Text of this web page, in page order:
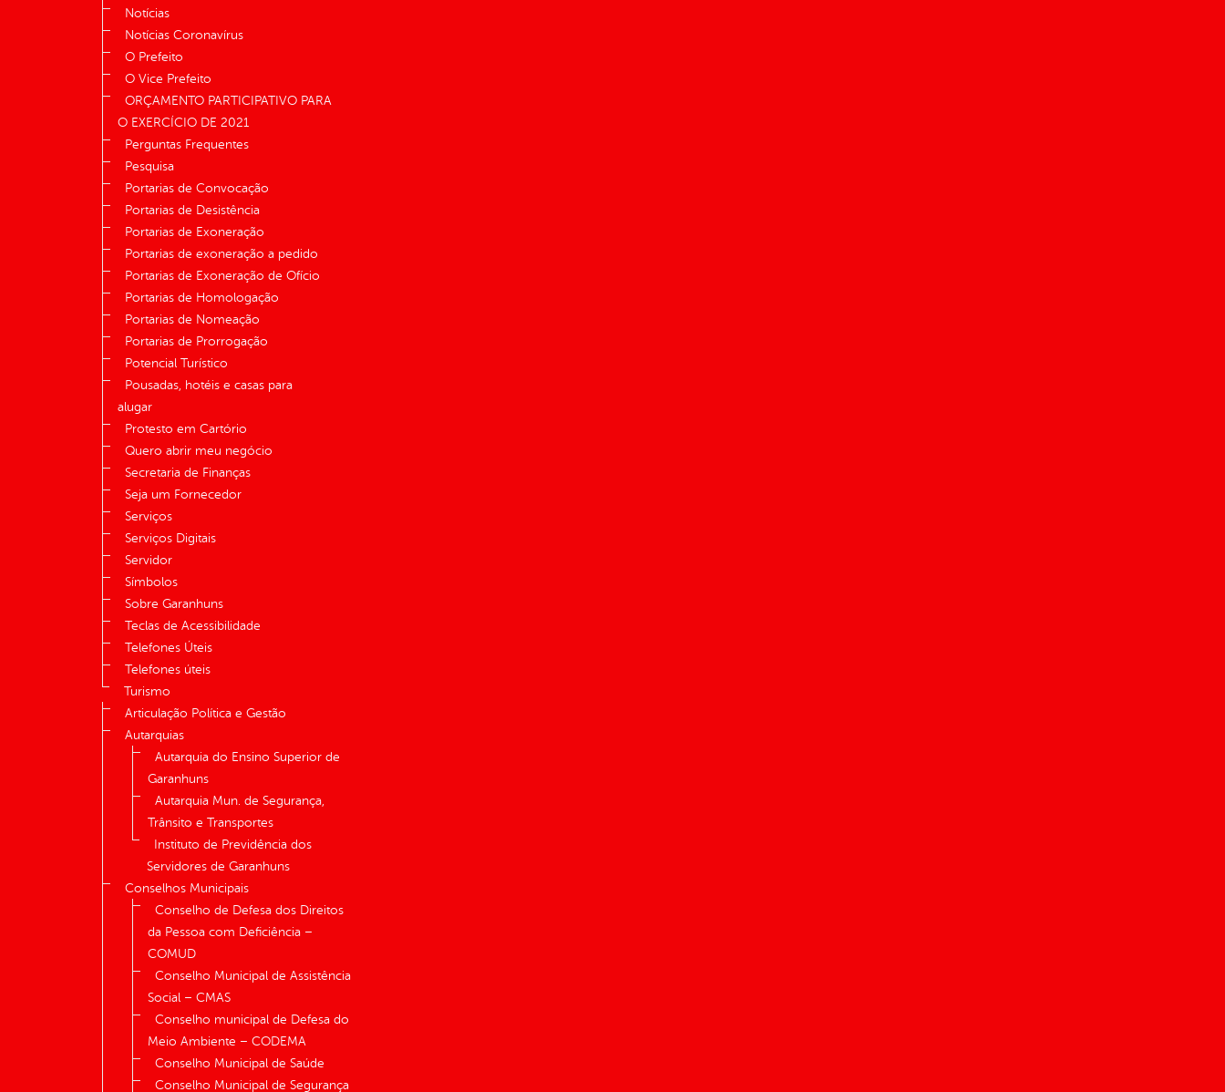
Notícias
Notícias Coronavírus
O Prefeito
O Vice Prefeito
ORÇAMENTO PARTICIPATIVO PARA
O EXERCÍCIO DE 2021
Perguntas Frequentes
Pesquisa
Portarias de Convocação
Portarias de Desistência
Portarias de Exoneração
Portarias de exoneração a pedido
Portarias de Exoneração de Ofício
Portarias de Homologação
Portarias de Nomeação
Portarias de Prorrogação
Potencial Turístico
Pousadas, hotéis e casas para
alugar
Protesto em Cartório
Quero abrir meu negócio
Secretaria de Finanças
Seja um Fornecedor
Serviços
Serviços Digitais
Servidor
Símbolos
Sobre Garanhuns
Teclas de Acessibilidade
Telefones Úteis
Telefones úteis
Turismo
Articulação Política e Gestão
Autarquias
Autarquia do Ensino Superior de
Garanhuns
Autarquia Mun. de Segurança,
Trânsito e Transportes
Instituto de Previdência dos
Servidores de Garanhuns
Conselhos Municipais
Conselho de Defesa dos Direitos
da Pessoa com Deficiência –
COMUD
Conselho Municipal de Assistência
Social – CMAS
Conselho municipal de Defesa do
Meio Ambiente – CODEMA
Conselho Municipal de Saúde
Conselho Municipal de Segurança